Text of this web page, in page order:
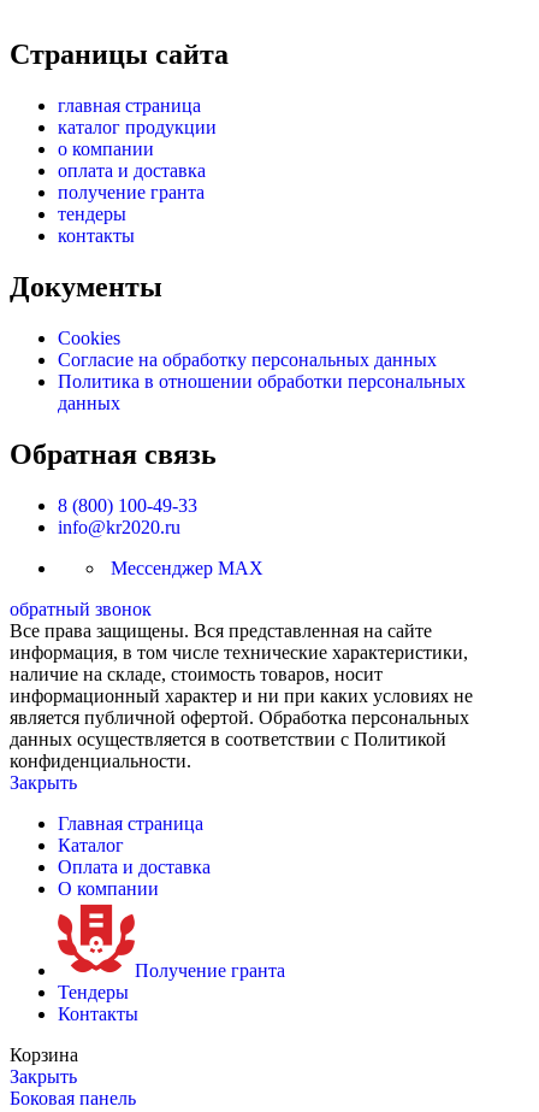
Страницы сайта
главная страница
каталог продукции
о компании
оплата и доставка
получение гранта
тендеры
контакты
Документы
Cookies
Согласие на обработку персональных данных
Политика в отношении обработки персональных
данных
Обратная связь
8 (800) 100-49-33
info@kr2020.ru
Мессенджер MAX
обратный звонок
Все права защищены. Вся представленная на сайте
информация, в том числе технические характеристики,
наличие на складе, стоимость товаров, носит
информационный характер и ни при каких условиях не
является публичной офертой. Обработка персональных
данных осуществляется в соответствии с Политикой
конфиденциальности.
Закрыть
Главная страница
Каталог
Оплата и доставка
О компании
Получение гранта
Тендеры
Контакты
Корзина
Закрыть
Боковая панель